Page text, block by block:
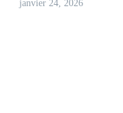
janvier 24, 2026